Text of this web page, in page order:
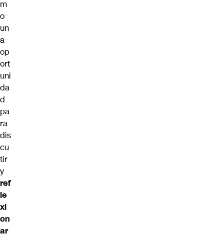
m
o
un
a
op
ort
uni
da
d
pa
ra
dis
cu
tir
y
ref
le
xi
on
ar